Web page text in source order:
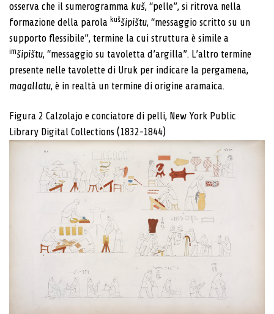
osserva che il sumerogramma kuš, “pelle”, si ritrova nella
formazione della parola kuššipištu, “messaggio scritto su un
supporto flessibile”, termine la cui struttura è simile a
imšipištu, “messaggio su tavoletta d’argilla”. L’altro termine
presente nelle tavolette di Uruk per indicare la pergamena,
magallatu, è in realtà un termine di origine aramaica.
Figura 2 Calzolajo e conciatore di pelli, New York Public
Library Digital Collections (1832-1844)